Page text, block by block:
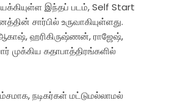
இந்தப் படம், Self Start
சார்பில் உருவாகியுள்ளது.
ஹரிகிருஷ்ணன், ராஜேஷ்,
முக்கிய கதாபாத்திரங்களில்
நடிகர்கள் மட்டுமல்லாமல்